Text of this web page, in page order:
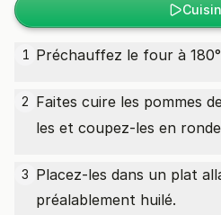
1 Préchauffez le four à
2 Faites cuire les pommes
les et coupez-les en
3 Placez-les dans un plat
préalablement huilé.